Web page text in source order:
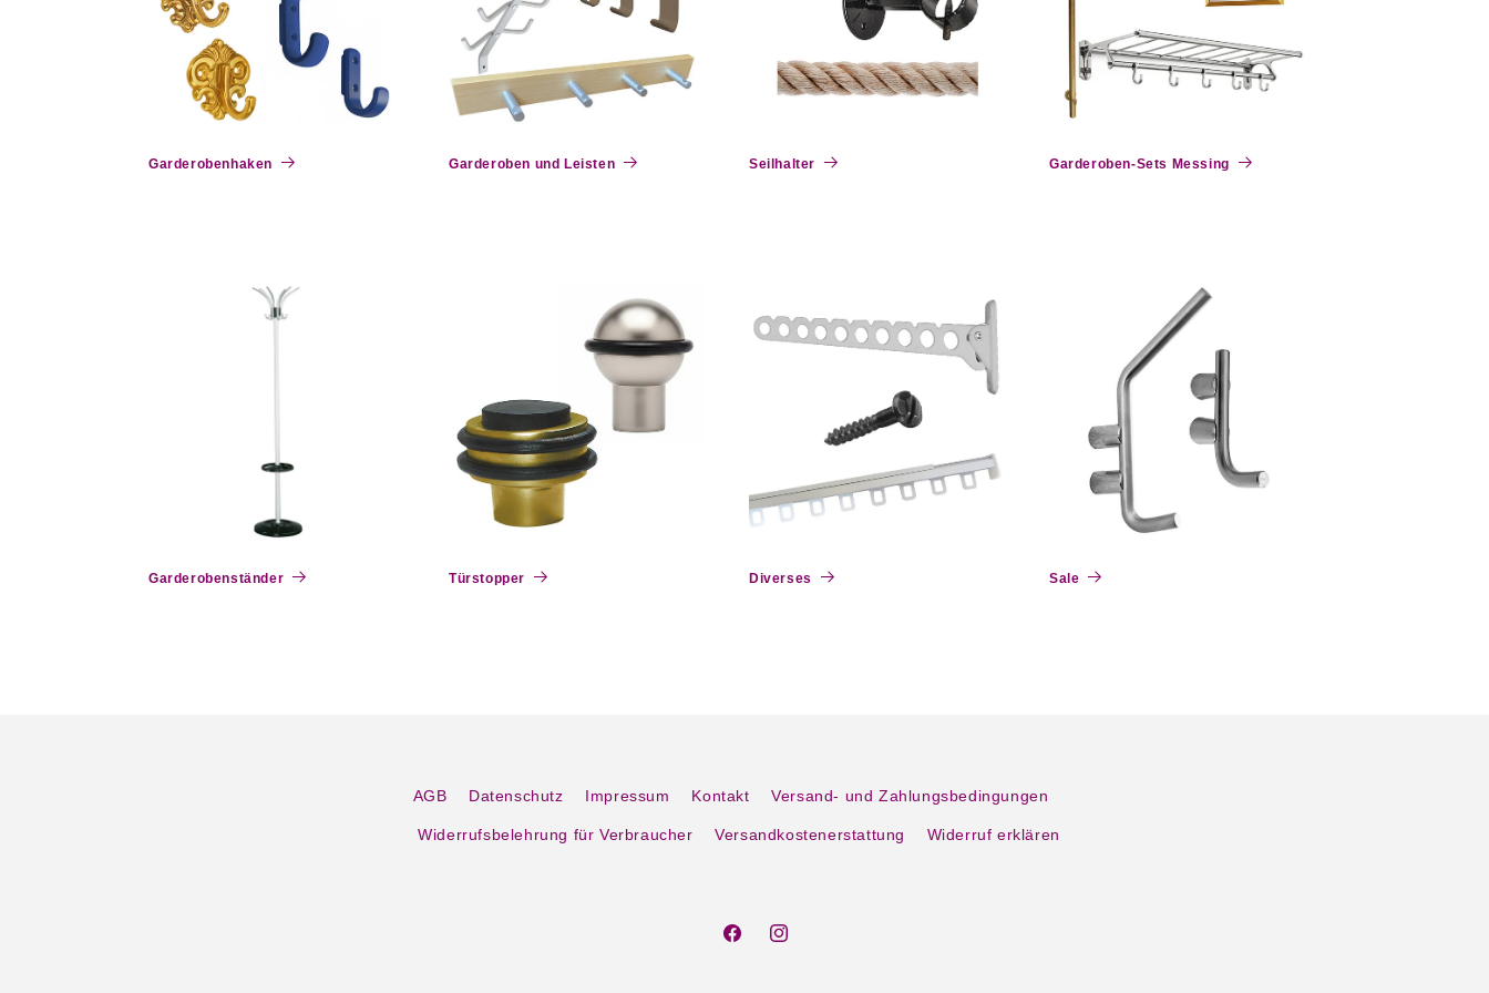
o
Garderobenhaken Garderoben und Leisten Seilhalter Garderoben-Sets Messing
Garderobenständer Türstopper Diverses Sale
AGB Datenschutz Impressum Kontakt Versand- und Zahlungsbedingungen
Widerrufsbelehrung für Verbraucher Versandkostenerstattung Widerruf erklären
FacebookInstagram